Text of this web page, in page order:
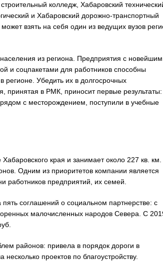
колледж, Хабаровский
и Хабаровский дорожно-транспортный
взять на себя один из ведущих вузов
из региона. Предприятия с
и соцпакетами для работников способны
Убедить их в долгосрочных
принятая в РМК, приносит первые результаты:
с месторождением, поступили в учебные
края и занимает около 227 кв. км.
Одним из приоритетов компании является
работников предприятий, их семей.
соглашений о социальном партнерстве: с
малочисленных народов Севера. С
районов: привела в порядок дороги в
проектов по благоустройству.